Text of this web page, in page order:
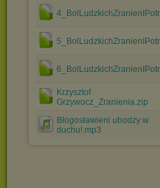
Krzysztof
Grzywocz_Zranienia.zip
Błogosławieni ubodzy w
duchu!.mp3